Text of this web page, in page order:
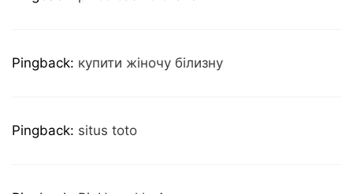
Pingback: купити жіночу білизну
Pingback: situs toto